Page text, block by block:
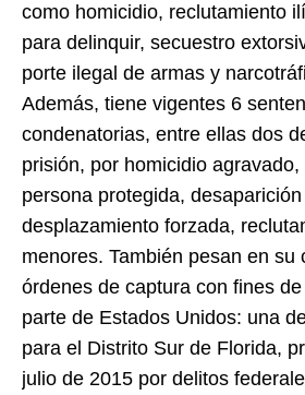
como homicidio, reclutamiento
para delinquir, secuestro
porte ilegal de armas y
Además, tiene vigentes 6
condenatorias, entre ellas dos
prisión, por homicidio
persona protegida,
desplazamiento forzada,
menores. También pesan en su
órdenes de captura con fines
parte de Estados Unidos: una
para el Distrito Sur de Florida,
julio de 2015 por delitos